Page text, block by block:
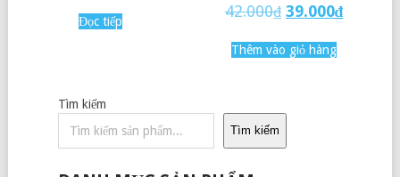
Đọc tiếp
42.000₫ 39.000₫
Thêm vào giỏ hàng
Tìm kiếm
Tìm kiếm